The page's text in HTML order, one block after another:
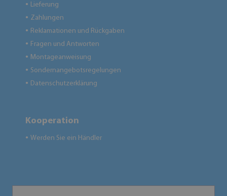
● Lieferung
● Zahlungen
● Reklamationen und Rückgaben
● Fragen und Antworten
● Montageanweisung
● Sondernangebotsregelungen
● Datenschutzerklärung
Kooperation
● Werden Sie ein Händler